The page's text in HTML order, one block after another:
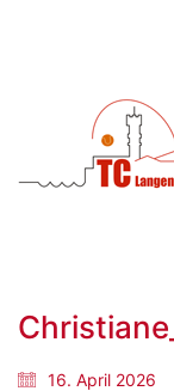
16. April 2026